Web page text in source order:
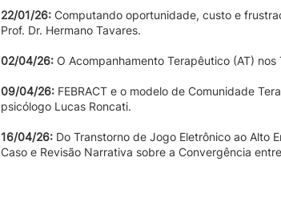
22/01/26: Computando oportunidade, custo e
Prof. Dr. Hermano Tavares.
02/04/26: O Acompanhamento Terapêutico (AT)
09/04/26: FEBRACT e o modelo de Comunidade
psicólogo Lucas Roncati.
16/04/26: Do Transtorno de Jogo Eletrônico ao Alto
Caso e Revisão Narrativa sobre a Convergência